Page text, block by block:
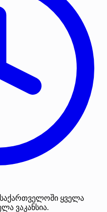
საქართველოში ყველა
ვაკანსია.